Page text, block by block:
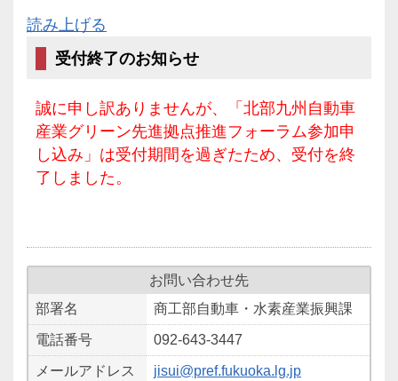
読み上げる
受付終了のお知らせ
誠に申し訳ありませんが、「北部九州自動車
産業グリーン先進拠点推進フォーラム参加申
し込み」は受付期間を過ぎたため、受付を終
了しました。
お問い合わせ先
部署名
商工部自動車・水素産業振興課
電話番号 092-643-3447
メールアドレス jisui@pref.fukuoka.lg.jp